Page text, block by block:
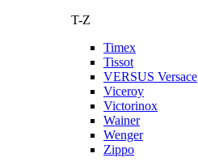
T-Z
Timex
Tissot
VERSUS Versace
Viceroy
Victorinox
Wainer
Wenger
Zippo